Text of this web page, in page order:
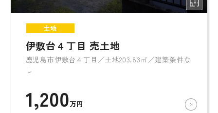
土地
伊敷台４丁目 売土地
鹿児島市伊敷台４丁目／土地203.83㎡／建築条件な
し
1,200万円